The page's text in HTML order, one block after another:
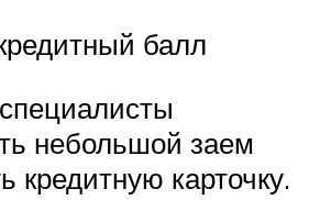
балл
небольшой заем
кредитную карточку.